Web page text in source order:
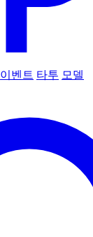
이벤트 타투 모델